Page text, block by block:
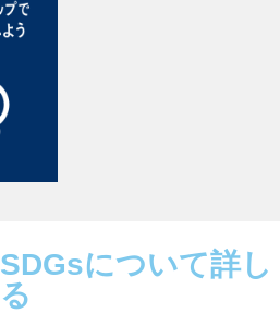
SDGsについて詳し
る